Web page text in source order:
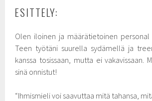
ESITTELY:
Olen iloinen ja määrätietoinen personal
Teen työtäni suurella sydämellä ja
kanssa tosissaan, mutta ei vakavissaan.
sinä onnistut!
“Ihmismieli voi saavuttaa mitä tahansa,